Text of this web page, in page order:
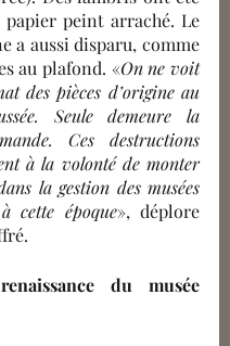
papier peint arraché. Le
a aussi disparu, comme
au plafond. «On ne voit
des pièces d’origine au
Seule demeure la
Ces destructions
à la volonté de monter
la gestion des musées
cette époque», déplore
du musée